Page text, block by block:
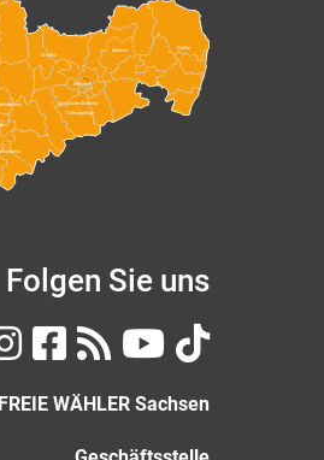
Bautzen Görlitz
Meißen
Osterzgebirge
Sächsische Schweiz-
Dresden
Folgen Sie uns
WÄHLER Sachsen